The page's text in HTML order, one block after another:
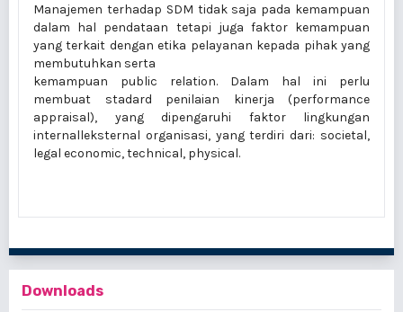
Manajemen terhadap SDM tidak saja pada kemampuan
dalam hal pendataan tetapi juga faktor kemampuan
yang terkait dengan etika pelayanan kepada pihak yang
membutuhkan serta
kemampuan public relation. Dalam hal ini perlu
membuat stadard penilaian kinerja (performance
appraisal), yang dipengaruhi faktor lingkungan
internalleksternal organisasi, yang terdiri dari: societal,
legal economic, technical, physical.
Downloads